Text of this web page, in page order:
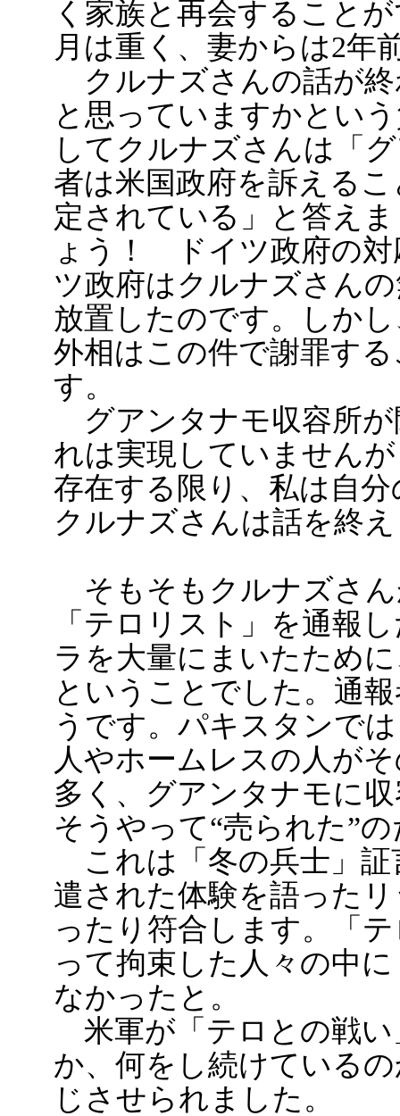
く家族と再会すること
月は重く、妻からは2年
クルナズさんの話が終
と思っていますかとい
してクルナズさんは「
者は米国政府を訴える
定されている」と答え
ょう！ ドイツ政府の対
ツ政府はクルナズさん
放置したのです。しか
外相はこの件で謝罪す
す。
グアンタナモ収容所が
れは実現していません
存在する限り、私は自
クルナズさんは話を終
そもそもクルナズさ
「テロリスト」を通報
ラを大量にまいたため
ということでした。通
うです。パキスタンで
人やホームレスの人が
多く、グアンタナモに
そうやって“売られた”
これは「冬の兵士」証
遣された体験を語った
ったり符合します。「
って拘束した人々の中
なかったと。
米軍が「テロとの戦い
か、何をし続けている
じさせられました。